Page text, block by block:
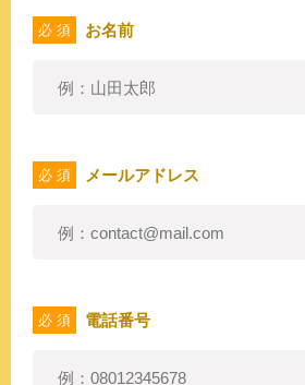
必 須 お名前
必 須 メールアドレス
必 須 電話番号